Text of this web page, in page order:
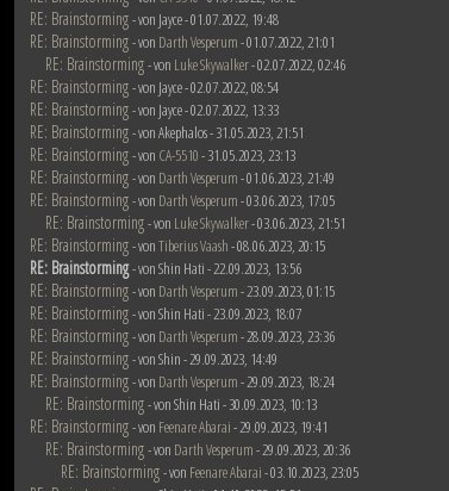
RE: Brainstorming- von Jayce - 01.07.2022, 19:48
RE: Brainstorming- von Darth Vesperum- 01.07.2022, 21:01
RE: Brainstorming- von Luke Skywalker- 02.07.2022, 02:46
RE: Brainstorming- von Jayce - 02.07.2022, 08:54
RE: Brainstorming- von Jayce - 02.07.2022, 13:33
RE: Brainstorming- von Akephalos - 31.05.2023, 21:51
RE: Brainstorming- von CA-5510- 31.05.2023, 23:13
RE: Brainstorming- von Darth Vesperum- 01.06.2023, 21:49
RE: Brainstorming- von Darth Vesperum- 03.06.2023, 17:05
RE: Brainstorming- von Luke Skywalker- 03.06.2023, 21:51
RE: Brainstorming- vonTiberius Vaash- 08.06.2023, 20:15
RE: Brainstorming- von Shin Hati - 22.09.2023, 13:56
RE: Brainstorming- von Darth Vesperum- 23.09.2023, 01:15
RE: Brainstorming- von Shin Hati - 23.09.2023, 18:07
RE: Brainstorming- von Darth Vesperum- 28.09.2023, 23:36
RE: Brainstorming- von Shin - 29.09.2023, 14:49
RE: Brainstorming- von Darth Vesperum- 29.09.2023, 18:24
RE: Brainstorming- von Shin Hati - 30.09.2023, 10:13
RE: Brainstorming- von Feenare Abarai- 29.09.2023, 19:41
RE: Brainstorming- von Darth Vesperum- 29.09.2023, 20:36
RE: Brainstorming- von Feenare Abarai- 03.10.2023, 23:05